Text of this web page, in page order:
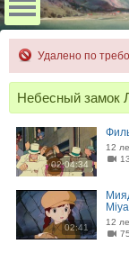
Удалено по
Небесный замок
02:04:34
12
02:41
12